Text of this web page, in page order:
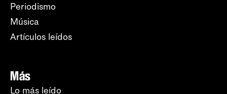
Periodismo
Música
Artículos leídos
Más
Lo más leído